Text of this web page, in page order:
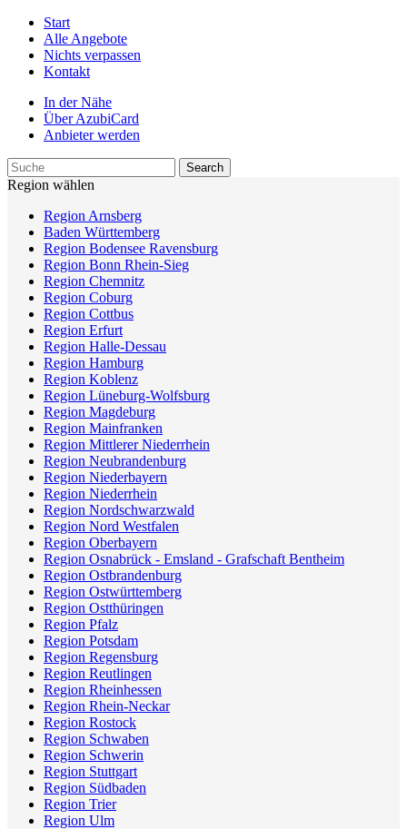
Start
Alle Angebote
Nichts verpassen
Kontakt
In der Nähe
Über AzubiCard
Anbieter werden
Region wählen
Region Arnsberg
Baden Württemberg
Region Bodensee Ravensburg
Region Bonn Rhein-Sieg
Region Chemnitz
Region Coburg
Region Cottbus
Region Erfurt
Region Halle-Dessau
Region Hamburg
Region Koblenz
Region Lüneburg-Wolfsburg
Region Magdeburg
Region Mainfranken
Region Mittlerer Niederrhein
Region Neubrandenburg
Region Niederbayern
Region Niederrhein
Region Nordschwarzwald
Region Nord Westfalen
Region Oberbayern
Region Osnabrück - Emsland - Grafschaft Bentheim
Region Ostbrandenburg
Region Ostwürttemberg
Region Ostthüringen
Region Pfalz
Region Potsdam
Region Regensburg
Region Reutlingen
Region Rheinhessen
Region Rhein-Neckar
Region Rostock
Region Schwaben
Region Schwerin
Region Stuttgart
Region Südbaden
Region Trier
Region Ulm